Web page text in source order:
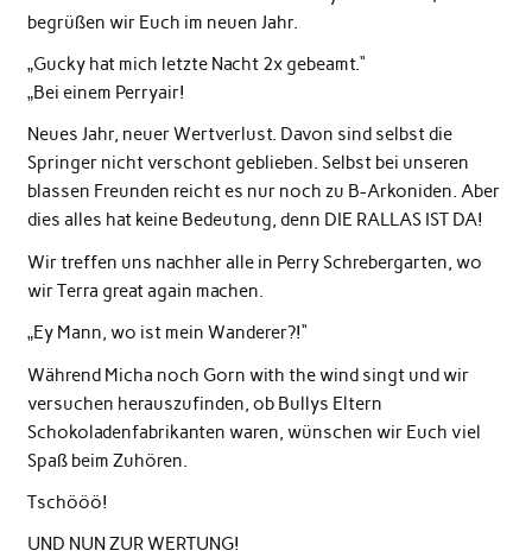
begrüßen wir Euch im neuen Jahr.
„Gucky hat mich letzte Nacht 2x gebeamt.“
„Bei einem Perryair!
Neues Jahr, neuer Wertverlust. Davon sind selbst die
Springer nicht verschont geblieben. Selbst bei unseren
blassen Freunden reicht es nur noch zu B-Arkoniden. Aber
dies alles hat keine Bedeutung, denn DIE RALLAS IST DA!
Wir treffen uns nachher alle in Perry Schrebergarten, wo
wir Terra great again machen.
„Ey Mann, wo ist mein Wanderer?!“
Während Micha noch Gorn with the wind singt und wir
versuchen herauszufinden, ob Bullys Eltern
Schokoladenfabrikanten waren, wünschen wir Euch viel
Spaß beim Zuhören.
Tschööö!
UND NUN ZUR WERTUNG!